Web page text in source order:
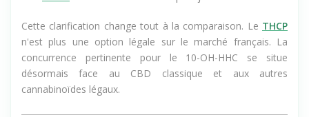
Cette clarification change tout à la comparaison. Le THCP
n'est plus une option légale sur le marché français. La
concurrence pertinente pour le 10-OH-HHC se situe
désormais face au CBD classique et aux autres
cannabinoïdes légaux.